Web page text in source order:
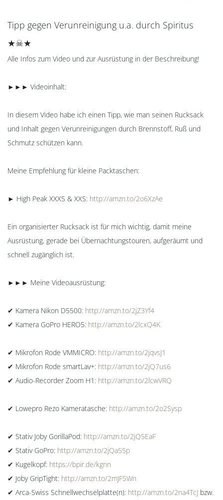
Tipp gegen Verunreinigung u.a. durch Spiritus
★☠★
Alle Infos zum Video und zur Ausrüstung in der Beschreibung!
►►► Videoinhalt:
In diesem Video habe ich einen Tipp, wie man seinen Rucksack
und Inhalt gegen Verunreinigungen durch Brennstoff, Ruß und
Schmutz schützen kann.
Meine Empfehlung für kleine Packtaschen:
► High Peak XXXS & XXS: http://amzn.to/2o6XzAe
Ein organisierter Rucksack ist für mich wichtig, damit meine
Ausrüstung, gerade bei Übernachtungstouren, aufgeräumt und
schnell zugänglich ist.
►►► Meine Videoausrüstung:
✔ Kamera Nikon D5500: http://amzn.to/2jZ3Yf4
✔ Kamera GoPro HERO5: http://amzn.to/2lcxQ4K
✔ Mikrofon Rode VMMICRO: http://amzn.to/2jqvsJ1
✔ Mikrofon Rode smartLav+: http://amzn.to/2jQ7us6
✔ Audio-Recorder Zoom H1: http://amzn.to/2lcwVRQ
✔ Lowepro Rezo Kameratasche: http://amzn.to/2o2Sysp
✔ Stativ Joby GorillaPod: http://amzn.to/2jQ5EaF
✔ Stativ GoPro: http://amzn.to/2jQa55p
✔ Kugelkopf: https://bpir.de/kgnn
✔ Joby GripTight: http://amzn.to/2mJF5Wn
✔ Arca-Swiss Schnellwechselplatte(n): http://amzn.to/2na4TcJ bzw.